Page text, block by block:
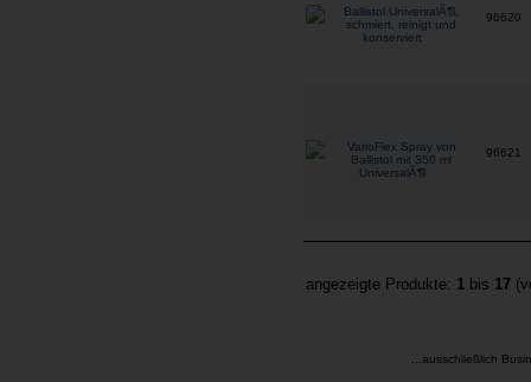
96620
96621
angezeigte Produkte: 1 bis 17
...ausschließlich